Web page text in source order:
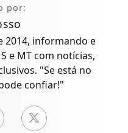
por:
2014, informando e
e MT com notícias,
"Se está no
confiar!"